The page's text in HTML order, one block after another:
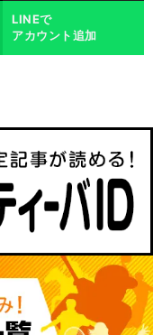
LINEで
アカウント追加